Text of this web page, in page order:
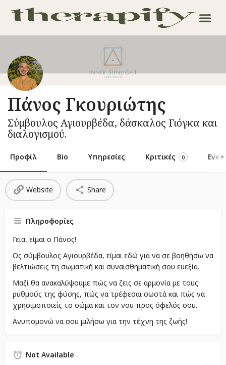
Πάνος Γκουριώτης
Σύμβουλος Αγιουρβέδα, δάσκαλος Γιόγκα και
διαλογισμού.
Προφίλ Bio Υπηρεσίες Κριτικές 0
Website Share
Πληροφορίες
Γεια, είμαι ο Πάνος!
Ως σύμβουλος Αγιουρβέδα, είμαι εδώ για να σε βοηθήσω να
βελτιώσεις τη σωματική και συναισθηματική σου ευεξία.
Μαζί θα ανακαλύψουμε πώς να ζεις σε αρμονία με τους
ρυθμούς της φύσης, πώς να τρέφεσαι σωστά και πώς να
χρησιμοποιείς το σώμα και τον νου προς όφελός σου.
Ανυπομονώ να σου μιλήσω για την τέχνη της ζωής!
Not Available